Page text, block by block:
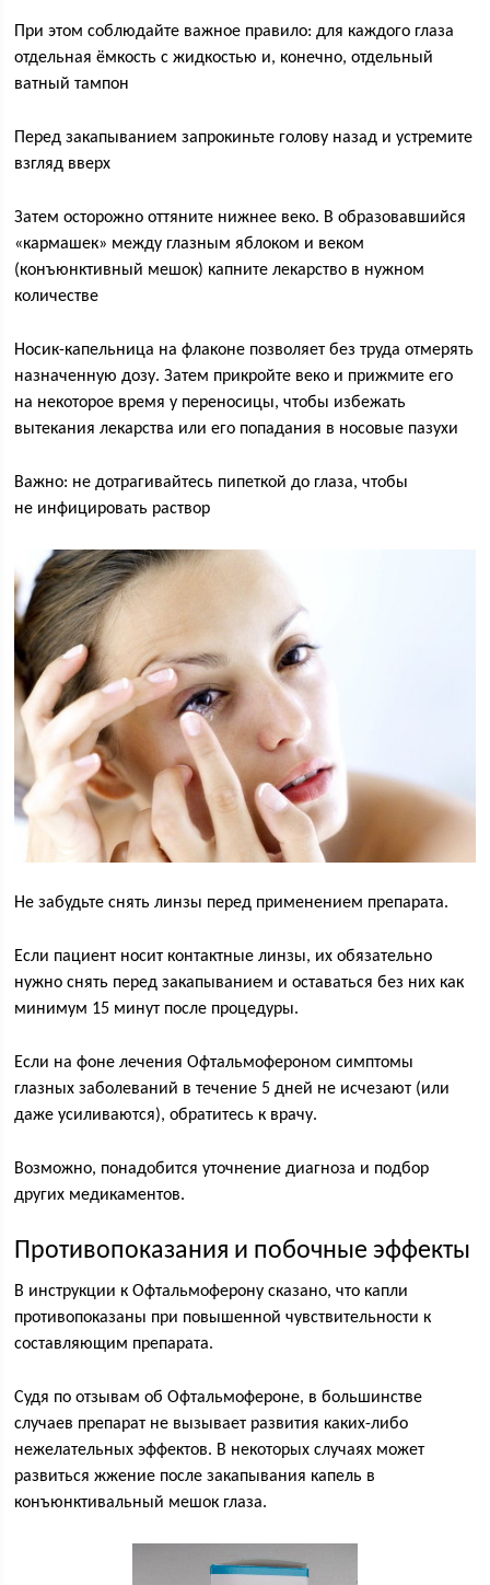
При этом соблюдайте важное правило: для каждого глаза
отдельная ёмкость с жидкостью и, конечно, отдельный
ватный тампон
Перед закапыванием запрокиньте голову назад и устремите
взгляд вверх
Затем осторожно оттяните нижнее веко. В образовавшийся
«кармашек» между глазным яблоком и веком
(конъюнктивный мешок) капните лекарство в нужном
количестве
Носик-капельница на флаконе позволяет без труда отмерять
назначенную дозу. Затем прикройте веко и прижмите его
на некоторое время у переносицы, чтобы избежать
вытекания лекарства или его попадания в носовые пазухи
Важно: не дотрагивайтесь пипеткой до глаза, чтобы
не инфицировать раствор
Не забудьте снять линзы перед применением препарата.
Если пациент носит контактные линзы, их обязательно
нужно снять перед закапыванием и оставаться без них как
минимум 15 минут после процедуры.
Если на фоне лечения Офтальмофероном симптомы
глазных заболеваний в течение 5 дней не исчезают (или
даже усиливаются), обратитесь к врачу.
Возможно, понадобится уточнение диагноза и подбор
других медикаментов.
Противопоказания и побочные эффекты
В инструкции к Офтальмоферону сказано, что капли
противопоказаны при повышенной чувствительности к
составляющим препарата.
Судя по отзывам об Офтальмофероне, в большинстве
случаев препарат не вызывает развития каких-либо
нежелательных эффектов. В некоторых случаях может
развиться жжение после закапывания капель в
конъюнктивальный мешок глаза.